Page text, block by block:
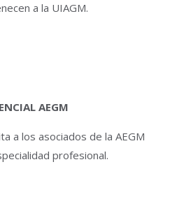
a la UIAGM.
AEGM
a los asociados de la AEGM
profesional.